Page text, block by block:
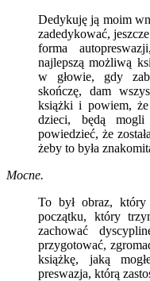
Dedykuję ją moim
zadedykować,
forma
najlepszą możliwą
w głowie, gdy
skończę, dam
książki i powiem,
dzieci, będą
powiedzieć, że
żeby to była
Mocne.
To był obraz,
początku, który
zachować
przygotować,
książkę, jaką
preswazja, którą